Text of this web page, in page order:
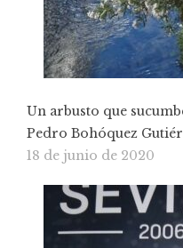
Un arbusto que
Pedro Bohóquez
18 de junio de 2020